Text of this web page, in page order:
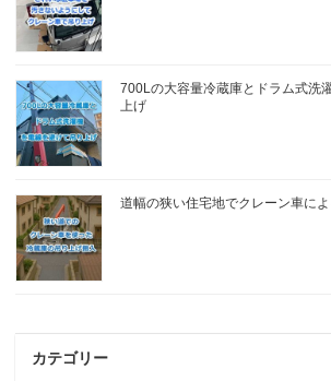
700Lの大容量冷蔵庫とドラム式洗
上げ
道幅の狭い住宅地でクレーン車に
カテゴリー